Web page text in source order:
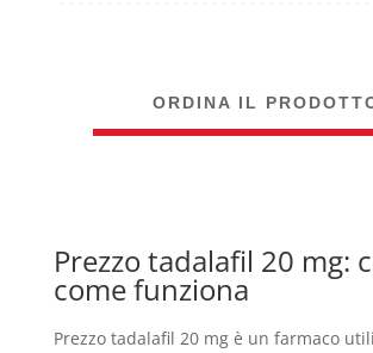
ORDINA IL
Prezzo tadalafil 20 mg:
come funziona
Prezzo tadalafil 20 mg è un farmaco